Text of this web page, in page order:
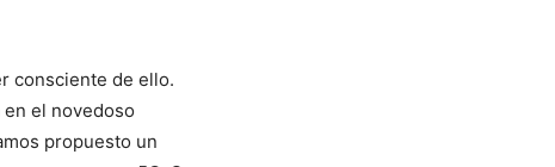
consciente de ello.
el novedoso
propuesto un